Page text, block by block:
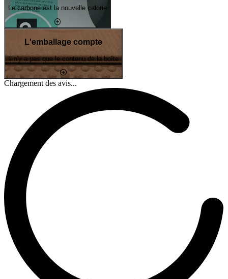
Le carbone est la nouvelle calorie
L'emballage compte
Il n'y a pas que le contenu de la boîte
Chargement des avis...